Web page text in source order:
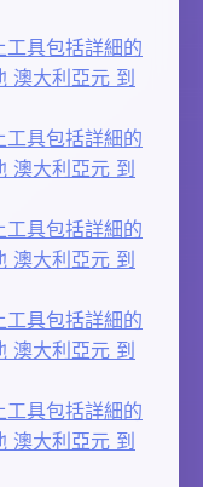
具包括詳細的
澳大利亞元 到
具包括詳細的
澳大利亞元 到
具包括詳細的
澳大利亞元 到
具包括詳細的
澳大利亞元 到
具包括詳細的
澳大利亞元 到